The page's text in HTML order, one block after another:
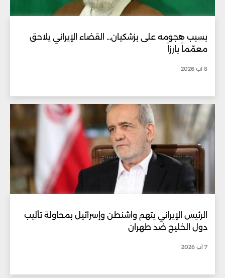
بسبب هجومه على بزشكيان... القضاء الإيراني يلاحق
معمّماً بارزاً
8 آب 2026
الرئيس الإيراني يتهم واشنطن وإسرائيل بمحاولة تأليب
دول الخليج ضد طهران
7 آب 2026